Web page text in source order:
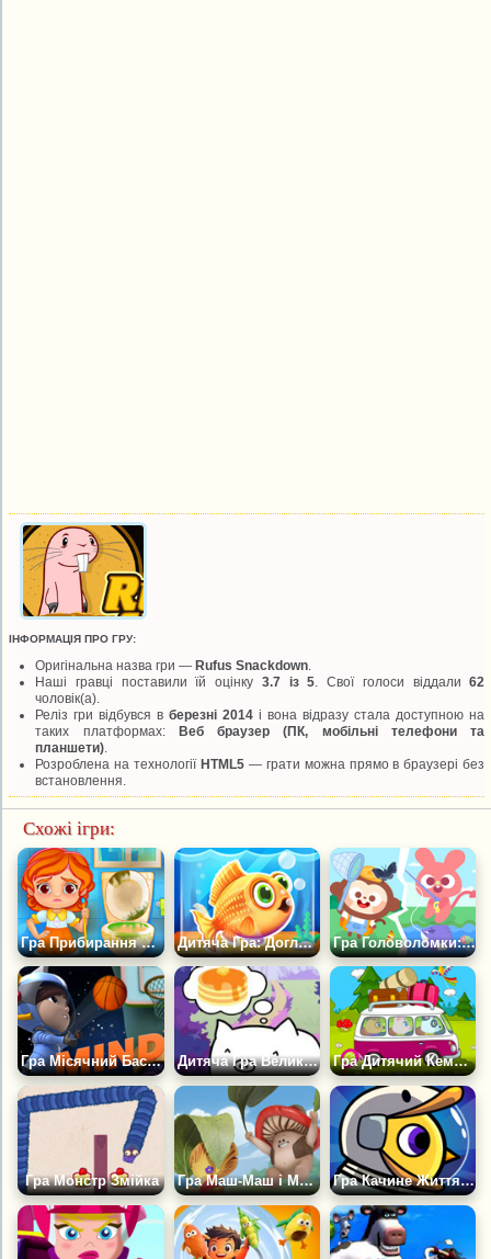
ІНФОРМАЦІЯ ПРО ГРУ:
Оригінальна назва гри —Rufus Snackdown
Наші гравці поставили їй оцінку 3.7 із 5 . Свої голоси віддали62
чоловік(а).
Реліз гри відбувся вберезні 2014 і вона відразу стала доступною на
таких платформах: Веб браузер (ПК, мобільні телефони та
планшети)
Розроблена на технології HTML5— грати можна прямо в браузері без
встановлення.
Схожі ігри:
Гра Прибирання Дитячого Будинку Дитяча Гра: Догляд за акваріумом Гра Головоломки: День Прогулянок
Гра Місячний Баскетбол Мінді Дитяча Гра Велика Свинка Гра Дитячий Кемпінг
Гра Монстр Змійка Гра Маш-Маш і Машики: Політ на аркуші Гра Качине Життя: Космос